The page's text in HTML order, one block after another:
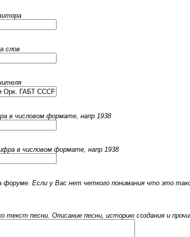
слов
в числовом формате, напр 1938
в числовом формате, напр 1938
Если у Вас нет четкого понимания что это
песни. Описание песни, историю создания и